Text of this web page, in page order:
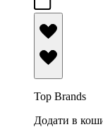
Top Brands
Додати в